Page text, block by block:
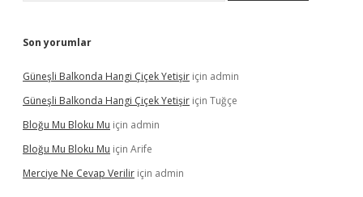
Son yorumlar
Güneşli Balkonda Hangi Çiçek Yetişir için admin
Güneşli Balkonda Hangi Çiçek Yetişir için Tuğçe
Bloğu Mu Bloku Mu için admin
Bloğu Mu Bloku Mu için Arife
Merciye Ne Cevap Verilir için admin